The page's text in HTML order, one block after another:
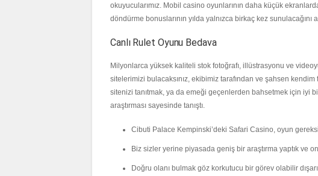
okuyucularımız. Mobil casino oyunlarının daha küçük
döndürme bonuslarının yılda yalnızca birkaç kez sunulacağını
Canlı Rulet Oyunu Bedava
Milyonlarca yüksek kaliteli stok fotoğrafı, illüstrasyonu ve
sitelerimizi bulacaksınız, ekibimiz tarafından ve şahsen
sitenizi tanıtmak, ya da emeği geçenlerden bahsetmek için iyi
araştırması sayesinde tanıştı.
Cibuti Palace Kempinski’deki Safari Casino, oyun
Biz sizler yerine piyasada geniş bir araştırma yaptık ve
Doğru olanı bulmak göz korkutucu bir görev olabilir